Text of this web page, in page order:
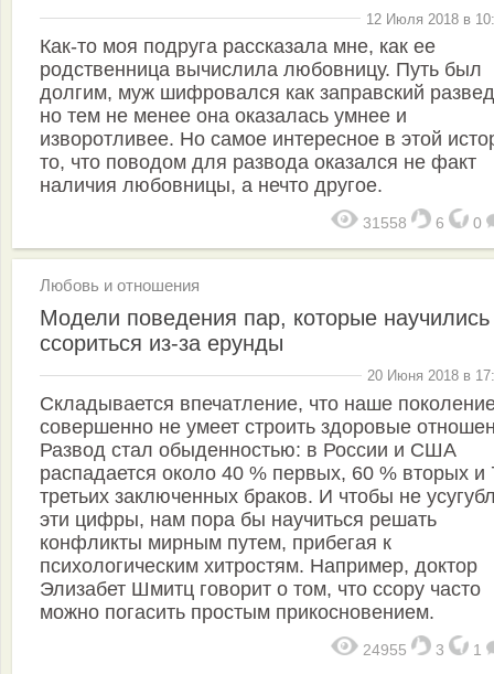
12 Июля 2018 в
Как-то моя подруга рассказала мне, как ее
родственница вычислила любовницу. Путь был
долгим, муж шифровался как заправский
но тем не менее она оказалась умнее и
изворотливее. Но самое интересное в этой
то, что поводом для развода оказался не факт
наличия любовницы, а нечто другое.
31558 6 0
Любовь и отношения
Модели поведения пар, которые
ссориться из-за ерунды
20 Июня 2018 в
Складывается впечатление, что наше
совершенно не умеет строить здоровые
Развод стал обыденностью: в России и США
распадается около 40 % первых, 60 % вторых и
третьих заключенных браков. И чтобы не
эти цифры, нам пора бы научиться решать
конфликты мирным путем, прибегая к
психологическим хитростям. Например, доктор
Элизабет Шмитц говорит о том, что ссору часто
можно погасить простым прикосновением.
24955 3 1